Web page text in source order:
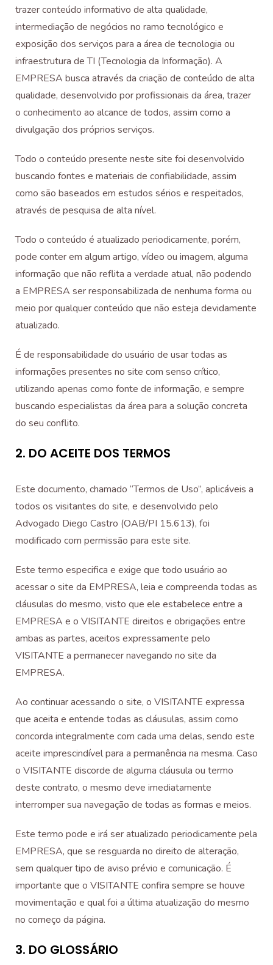
trazer conteúdo informativo de alta qualidade,
intermediação de negócios no ramo tecnológico e
exposição dos serviços para a área de tecnologia ou
infraestrutura de TI (Tecnologia da Informação). A
EMPRESA busca através da criação de conteúdo de alta
qualidade, desenvolvido por profissionais da área, trazer
o conhecimento ao alcance de todos, assim como a
divulgação dos próprios serviços.
Todo o conteúdo presente neste site foi desenvolvido
buscando fontes e materiais de confiabilidade, assim
como são baseados em estudos sérios e respeitados,
através de pesquisa de alta nível.
Todo o conteúdo é atualizado periodicamente, porém,
pode conter em algum artigo, vídeo ou imagem, alguma
informação que não reflita a verdade atual, não podendo
a EMPRESA ser responsabilizada de nenhuma forma ou
meio por qualquer conteúdo que não esteja devidamente
atualizado.
É de responsabilidade do usuário de usar todas as
informações presentes no site com senso crítico,
utilizando apenas como fonte de informação, e sempre
buscando especialistas da área para a solução concreta
do seu conflito.
2. DO ACEITE DOS TERMOS
Este documento, chamado “Termos de Uso”, aplicáveis a
todos os visitantes do site, e desenvolvido pelo
Advogado Diego Castro (OAB/PI 15.613), foi
modificado com permissão para este site.
Este termo especifica e exige que todo usuário ao
acessar o site da EMPRESA, leia e compreenda todas as
cláusulas do mesmo, visto que ele estabelece entre a
EMPRESA e o VISITANTE direitos e obrigações entre
ambas as partes, aceitos expressamente pelo
VISITANTE a permanecer navegando no site da
EMPRESA.
Ao continuar acessando o site, o VISITANTE expressa
que aceita e entende todas as cláusulas, assim como
concorda integralmente com cada uma delas, sendo este
aceite imprescindível para a permanência na mesma. Caso
o VISITANTE discorde de alguma cláusula ou termo
deste contrato, o mesmo deve imediatamente
interromper sua navegação de todas as formas e meios.
Este termo pode e irá ser atualizado periodicamente pela
EMPRESA, que se resguarda no direito de alteração,
sem qualquer tipo de aviso prévio e comunicação. É
importante que o VISITANTE confira sempre se houve
movimentação e qual foi a última atualização do mesmo
no começo da página.
3. DO GLOSSÁRIO